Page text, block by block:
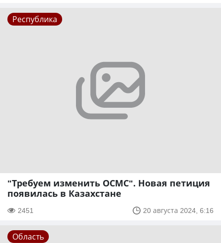
Республика
"Требуем изменить ОСМС". Новая петиция
появилась в Казахстане
2451 20 августа 2024, 6:16
Область